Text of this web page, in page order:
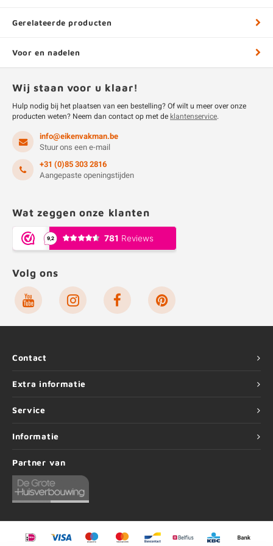
Gerelateerde producten
Voor en nadelen
Wij staan voor u klaar!
Hulp nodig bij het plaatsen van een bestelling? Of wilt u meer over onze
producten weten? Neem dan contact op met deklantenservice.
info@eikenvakman.be
Stuur ons een e-mail
+31 (0)85 303 2816
Aangepaste openingstijden
Wat zeggen onze klanten
Volg ons
Contact
Extra informatie
Service
Informatie
Partner van